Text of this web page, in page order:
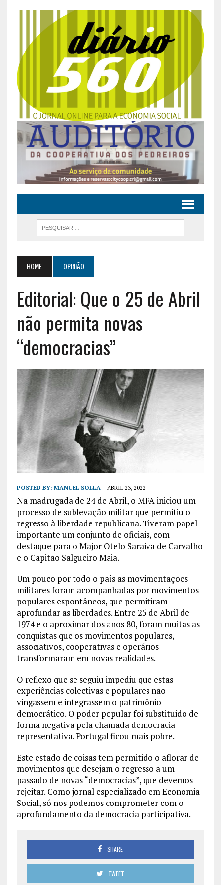
HOME OPINIÃO
Editorial: Que o 25 de Abril
não permita novas
“democracias”
POSTED BY: MANUEL SOLLA ABRIL 23, 2022
Na madrugada de 24 de Abril, o MFA iniciou um
processo de sublevação militar que permitiu o
regresso à liberdade republicana. Tiveram papel
importante um conjunto de oficiais, com
destaque para o Major Otelo Saraiva de Carvalho
e o Capitão Salgueiro Maia.
Um pouco por todo o país as movimentações
militares foram acompanhadas por movimentos
populares espontâneos, que permitiram
aprofundar as liberdades. Entre 25 de Abril de
1974 e o aproximar dos anos 80, foram muitas as
conquistas que os movimentos populares,
associativos, cooperativas e operários
transformaram em novas realidades.
O reflexo que se seguiu impediu que estas
experiências colectivas e populares não
vingassem e integrassem o patrimônio
democrático. O poder popular foi substituido de
forma negativa pela chamada democracia
representativa. Portugal ficou mais pobre.
Este estado de coisas tem permitido o aflorar de
movimentos que desejam o regresso a um
passado de novas “democracias”, que devemos
rejeitar. Como jornal especializado em Economia
Social, só nos podemos comprometer com o
aprofundamento da democracia participativa.
SHARE
TWEET